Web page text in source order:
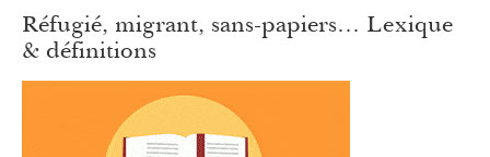
Réfugié, migrant, sans-papiers… Lexique
& définitions